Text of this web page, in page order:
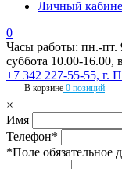
Личный
0
Часы работы: пн.-пт.
суббота 10.00-16.00,
+7 342 227-55-55, г.
В корзине 0 позиций
×
Имя
Телефон*
*Поле обязательное